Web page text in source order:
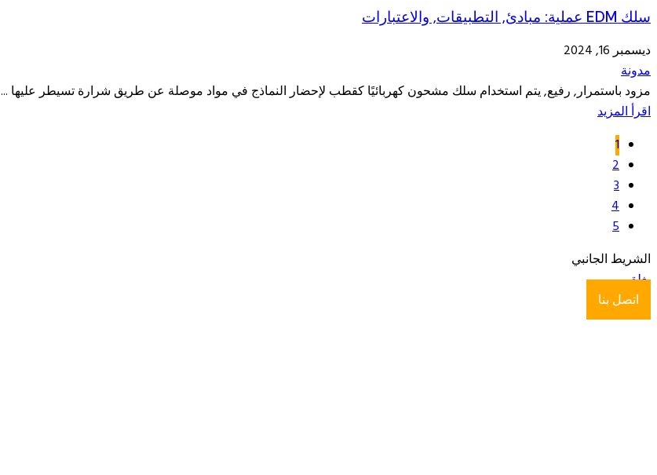
سلك EDM عملية: مبادئ, التطبيقات, والاعتبارات
ديسمبر 16, 2024
مدونة
مزود باستمرار, رفيع, يتم استخدام سلك مشحون كهربائيًا كقطب لإحضار النماذج في مواد موصلة عن طريق شرارة تسيطر عليها ...
اقرأ المزيد
1
2
3
4
5
الشريط الجانبي
يغلق
اتصل بنا